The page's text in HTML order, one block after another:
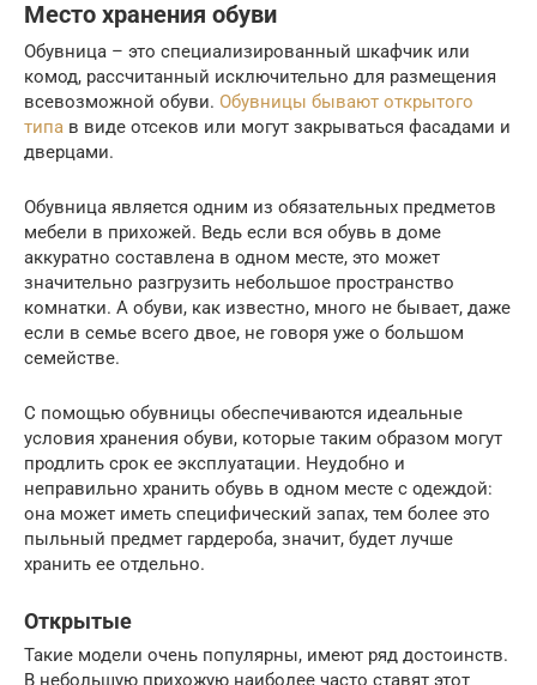
Место хранения обуви
Обувница – это специализированный шкафчик или
комод, рассчитанный исключительно для размещения
всевозможной обуви. Обувницы бывают открытого
типа в виде отсеков или могут закрываться фасадами и
дверцами.
Обувница является одним из обязательных предметов
мебели в прихожей. Ведь если вся обувь в доме
аккуратно составлена в одном месте, это может
значительно разгрузить небольшое пространство
комнатки. А обуви, как известно, много не бывает, даже
если в семье всего двое, не говоря уже о большом
семействе.
С помощью обувницы обеспечиваются идеальные
условия хранения обуви, которые таким образом могут
продлить срок ее эксплуатации. Неудобно и
неправильно хранить обувь в одном месте с одеждой:
она может иметь специфический запах, тем более это
пыльный предмет гардероба, значит, будет лучше
хранить ее отдельно.
Открытые
Такие модели очень популярны, имеют ряд достоинств.
В небольшую прихожую наиболее часто ставят этот